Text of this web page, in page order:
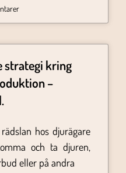
strategi kring
–
hos djurägare
och ta djuren,
eller på andra